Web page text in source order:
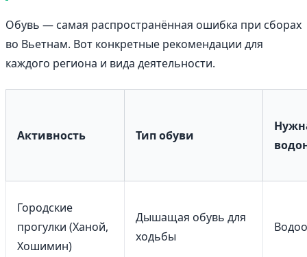
Обувь — самая распространённая ошибка при сборах
во Вьетнам. Вот конкретные рекомендации для
каждого региона и вида деятельности.
Активность Тип обуви
Городские
прогулки (Ханой,
Хошимин)
Дышащая обувь для
ходьбы